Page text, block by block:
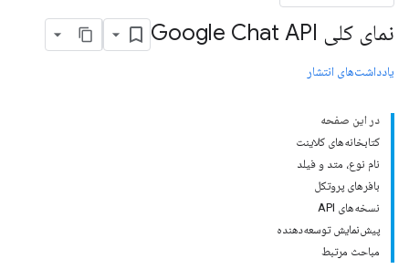
نمای کلی Google Chat API
یادداشت‌های انتشار
در این صفحه
کتابخانه‌های کلاینت
نام نوع، متد و فیلد
بافرهای پروتکل
نسخه‌های API
پیش‌نمایش توسعه‌دهنده
مباحث مرتبط